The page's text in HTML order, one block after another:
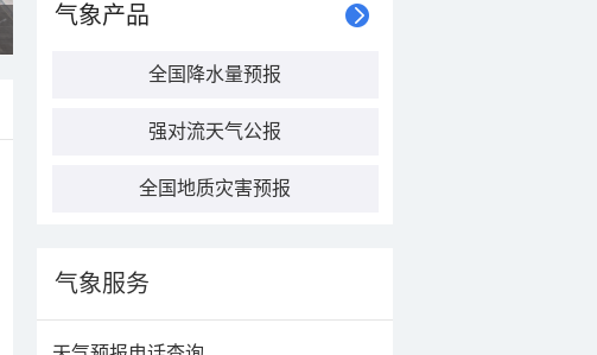
气象产品
全国降水量预报
强对流天气公报
全国地质灾害预报
气象服务